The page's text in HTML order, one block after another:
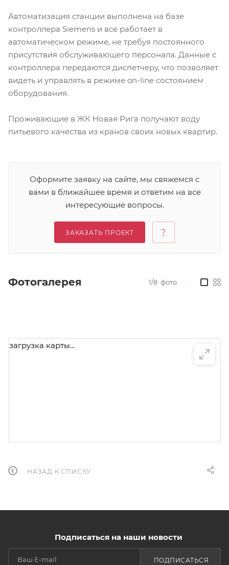
Автоматизация станции выполнена на базе
контроллера Siemens и все работает в
автоматическом режиме, не требуя постоянного
присутствия обслуживающего персонала. Данные с
контроллера передаются диспетчеру, что позволяет
видеть и управлять в режиме on-line состоянием
оборудования.
Проживающие в ЖК Новая Рига получают воду
питьевого качества из кранов своих новых квартир.
Оформите заявку на сайте, мы свяжемся с
вами в ближайшее время и ответим на все
интересующие вопросы.
ЗАКАЗАТЬ ПРОЕКТ
Фотогалерея 1/8 фото
загрузка карты...
НАЗАД К СПИСКУ
Подписаться на наши новости
ПОДПИСАТЬСЯ